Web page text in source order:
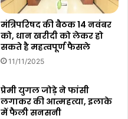
मंत्रिपरिषद की बैठक 14 नवंबर
को, धान खरीदी को लेकर हो
सकते है महत्वपूर्ण फैसले
11/11/2025
प्रेमी युगल जोड़े ने फांसी
लगाकर की आत्महत्या, इलाके
में फैली सनसनी